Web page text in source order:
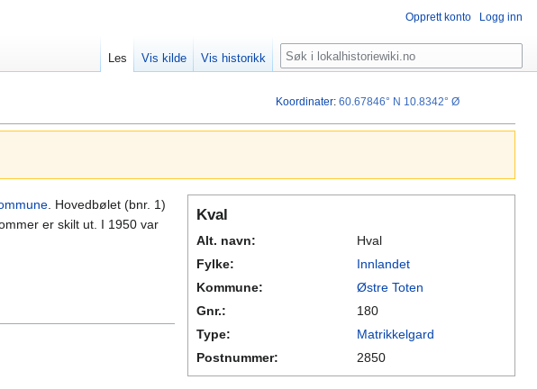
Kval
Alt. navn:
Hval
Fylke:
Innlandet
Kommune:
Østre Toten
Gnr.:
180
Type:
Matrikkelgard
Postnummer:
2850
. Hovedbølet (bnr. 1)
er skilt ut. I 1950 var
Koordinater:60.67846° N 10.8342° Ø
Opprett konto Logg inn
Les Vis kilde Vis historikk Søk